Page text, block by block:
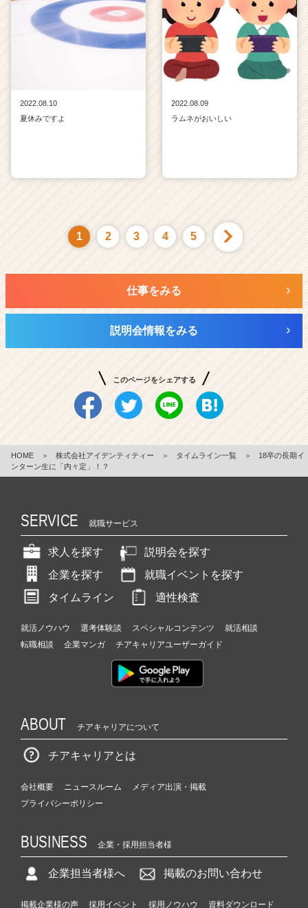
2022.08.10
夏休みですよ
2022.08.09
ラムネがおいしい
1 2 3 4 5
仕事をみる
説明会情報をみる
このページをシェアする
HOME ＞ 株式会社アイデンティティー ＞ タイムライン一覧 ＞
18卒の長期イ
ンターン生に「内々定」！？
SERVICE 就職サービス
求人を探す
説明会を探す
企業を探す
就職イベントを探す
タイムライン
適性検査
就活ノウハウ 選考体験談 スペシャルコンテンツ
就活相談
転職相談
企業マンガ チアキャリアユーザーガイド
ABOUT チアキャリアについて
チアキャリアとは
会社概要 ニュースルーム
メディア出演・掲載
プライバシーポリシー
BUSINESS 企業・採用担当者様
企業担当者様へ 掲載のお問い合わせ
掲載企業様の声 採用イベント 採用ノウハウ 資料ダウンロード